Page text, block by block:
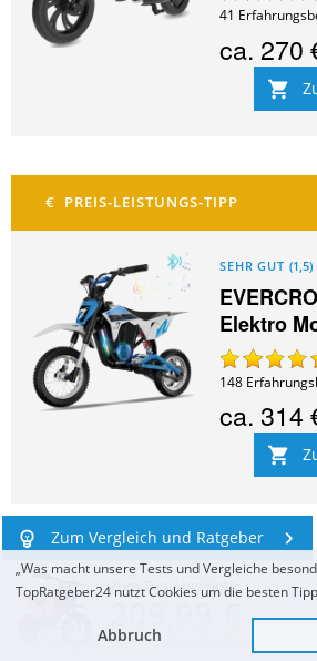
Zum Top Angebot
KOSTENLOSE LIEFERUNG
41
ca.270
SEHR GUT (1,5)
Elektro
148
ca.314
Zum Vergleich und Ratgeber
„Was macht unsere Tests und Vergleiche
TopRatgeber24 nutzt Cookies um die besten
Abbruch